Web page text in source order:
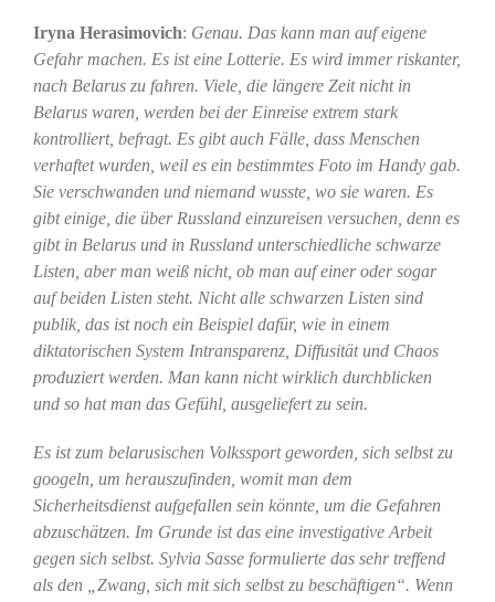
Iryna Herasimovich: Genau. Das kann man auf eigene
Gefahr machen. Es ist eine Lotterie. Es wird immer riskanter,
nach Belarus zu fahren. Viele, die längere Zeit nicht in
Belarus waren, werden bei der Einreise extrem stark
kontrolliert, befragt. Es gibt auch Fälle, dass Menschen
verhaftet wurden, weil es ein bestimmtes Foto im Handy gab.
Sie verschwanden und niemand wusste, wo sie waren. Es
gibt einige, die über Russland einzureisen versuchen, denn es
gibt in Belarus und in Russland unterschiedliche schwarze
Listen, aber man weiß nicht, ob man auf einer oder sogar
auf beiden Listen steht. Nicht alle schwarzen Listen sind
publik, das ist noch ein Beispiel dafür, wie in einem
diktatorischen System Intransparenz, Diffusität und Chaos
produziert werden. Man kann nicht wirklich durchblicken
und so hat man das Gefühl, ausgeliefert zu sein.
Es ist zum belarusischen Volkssport geworden, sich selbst zu
googeln, um herauszufinden, womit man dem
Sicherheitsdienst aufgefallen sein könnte, um die Gefahren
abzuschätzen. Im Grunde ist das eine investigative Arbeit
gegen sich selbst. Sylvia Sasse formulierte das sehr treffend
als den „Zwang, sich mit sich selbst zu beschäftigen“. Wenn